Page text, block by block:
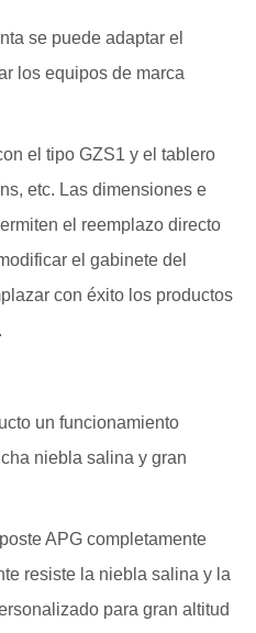
se puede adaptar el
los equipos de marca
el tipo GZS1 y el tablero
etc. Las dimensiones e
el reemplazo directo
el gabinete del
con éxito los productos
un funcionamiento
niebla salina y gran
APG completamente
resiste la niebla salina y la
para gran altitud